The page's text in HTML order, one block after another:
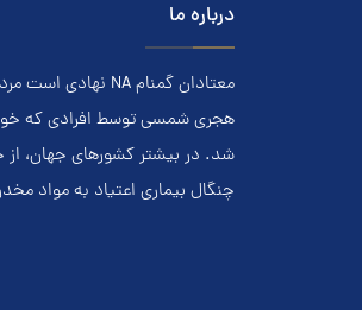
درباره ما
هجري‌ شمسي توسط افرادي که خود
شد. در بيشتر کشور‌هاي جهان،
چنگال بیماری اعتياد به مواد